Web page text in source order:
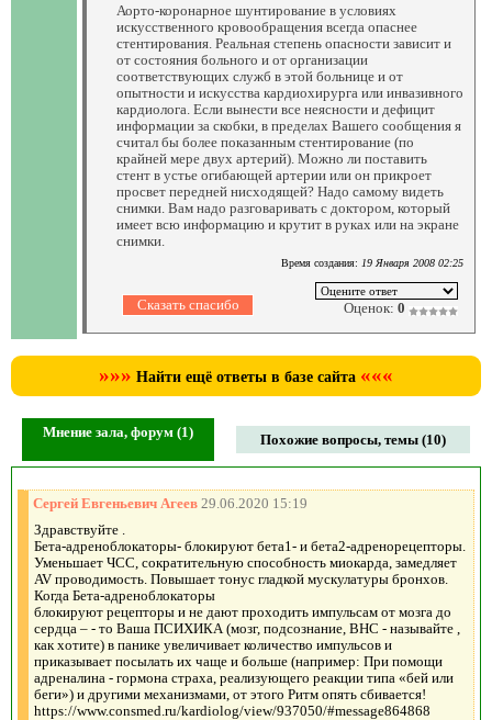
Аорто-коронарное шунтирование в условиях
искусственного кровообращения всегда опаснее
стентирования. Реальная степень опасности зависит и
от состояния больного и от организации
соответствующих служб в этой больнице и от
опытности и искусства кардиохирурга или инвазивного
кардиолога. Если вынести все неясности и дефицит
информации за скобки, в пределах Вашего сообщения я
считал бы более показанным стентирование (по
крайней мере двух артерий). Можно ли поставить
стент в устье огибающей артерии или он прикроет
просвет передней нисходящей? Надо самому видеть
снимки. Вам надо разговаривать с доктором, который
имеет всю информацию и крутит в руках или на экране
снимки.
Время создания: 19 Января 2008 02:25
Оценок: 0
»»» Найти ещё ответы в базе сайта «««
Мнение зала, форум (1) Похожие вопросы, темы (10)
Сергей Евгеньевич Агеев 29.06.2020 15:19
Здравствуйте .
Бета-адреноблокаторы- блокируют бета1- и бета2-адренорецепторы.
Уменьшает ЧСС, сократительную способность миокарда, замедляет
AV проводимость. Повышает тонус гладкой мускулатуры бронхов.
Когда Бета-адреноблокаторы
блокируют рецепторы и не дают проходить импульсам от мозга до
сердца – - то Ваша ПСИХИКА (мозг, подсознание, ВНС - называйте ,
как хотите) в панике увеличивает количество импульсов и
приказывает посылать их чаще и больше (например: При помощи
адреналина - гормона страха, реализующего реакции типа «бей или
беги») и другими механизмами, от этого Ритм опять сбивается!
https://www.consmed.ru/kardiolog/view/937050/#message864868